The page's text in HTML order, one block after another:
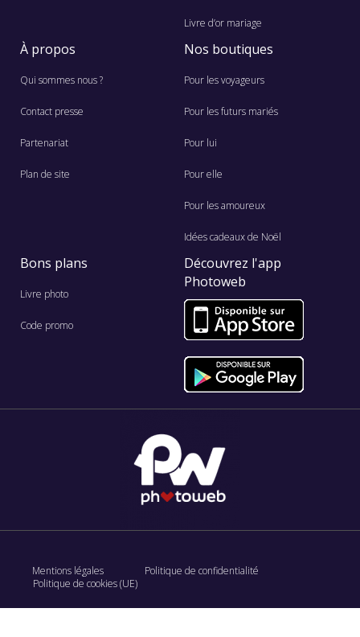
Livre d’or mariage
À propos
Qui sommes nous ?
Contact presse
Partenariat
Plan de site
Nos boutiques
Pour les voyageurs
Pour les futurs mariés
Pour lui
Pour elle
Pour les amoureux
Idées cadeaux de Noël
Bons plans
Livre photo
Code promo
Découvrez l'app
Photoweb
Mentions légales
Politique de confidentialité
Politique de cookies (UE)